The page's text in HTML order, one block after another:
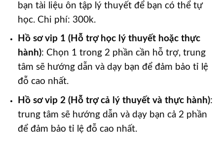
bạn tài liệu ôn tập lý thuyết để bạn có thể tự
học. Chi phí: 300k.
Hồ sơ vip 1 (Hỗ trợ học lý thuyết hoặc thực
hành): Chọn 1 trong 2 phần cần hỗ trợ, trung
tâm sẽ hướng dẫn và dạy bạn để đảm bảo tỉ lệ
đỗ cao nhất.
Hồ sơ vip 2 (Hỗ trợ cả lý thuyết và thực hành):
trung tâm sẽ hướng dẫn và dạy bạn cả 2 phần
để đảm bảo tỉ lệ đỗ cao nhất.